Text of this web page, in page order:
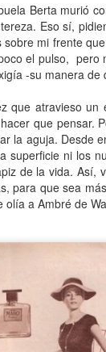
Berta murió
Eso sí,
mi frente
el pulso, pero
-su manera
que atravieso
que pensar.
la aguja. Desde
superficie ni los
de la vida. Así,
para que sea
a Ambré de
vida. Llegué a la
escuchando la
entrañables
Virginia Woolf.
Inmediatamente
Junto a la
del jardín. Virginia